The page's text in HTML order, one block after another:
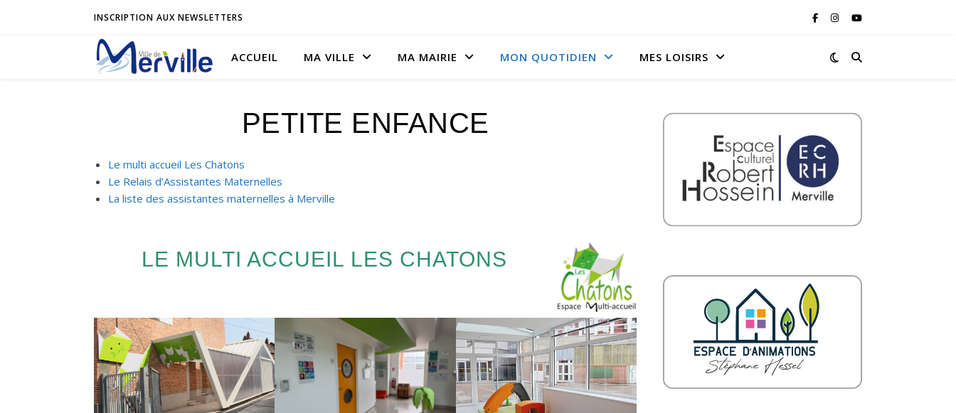
INSCRIPTION AUX NEWSLETTERS
ACCUEIL MA VILLE MA MAIRIE MON QUOTIDIEN MES LOISIRS
PETITE ENFANCE
Le multi accueil Les Chatons
Le Relais d’Assistantes Maternelles
La liste des assistantes maternelles à Merville
LE MULTI ACCUEIL LES CHATONS